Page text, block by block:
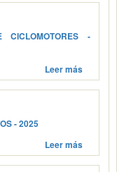
-
Leer más
- 2025
Leer más